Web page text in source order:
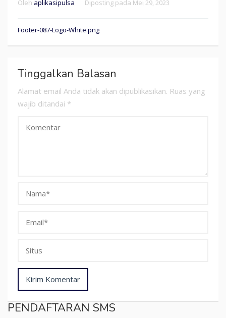
Oleh aplikasipulsa Diposting pada Mei 29, 2023
Navigasi
pos
Footer-087-Logo-White.png
Tinggalkan Balasan
Alamat email Anda tidak akan dipublikasikan. Ruas yang
wajib ditandai *
PENDAFTARAN SMS